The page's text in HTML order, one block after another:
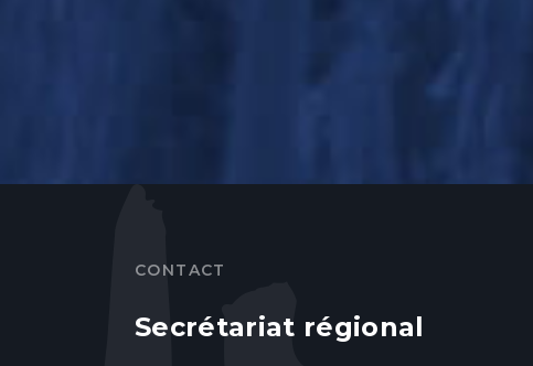
CONTACT
Secrétariat régional